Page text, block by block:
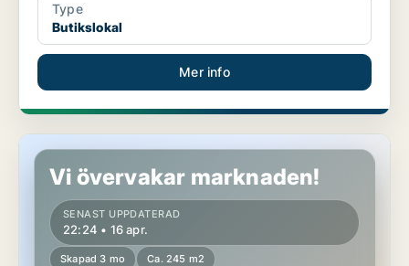
Type
Butikslokal
Mer info
Butikslokal i Vasastan
Vi övervakar marknaden!
SENAST UPPDATERAD
22:24 • 16 apr.
Skapad 3 mo Ca. 245 m2